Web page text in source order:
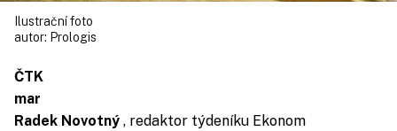
Ilustrační foto
autor: Prologis
ČTK
mar
Radek Novotný , redaktor týdeníku Ekonom